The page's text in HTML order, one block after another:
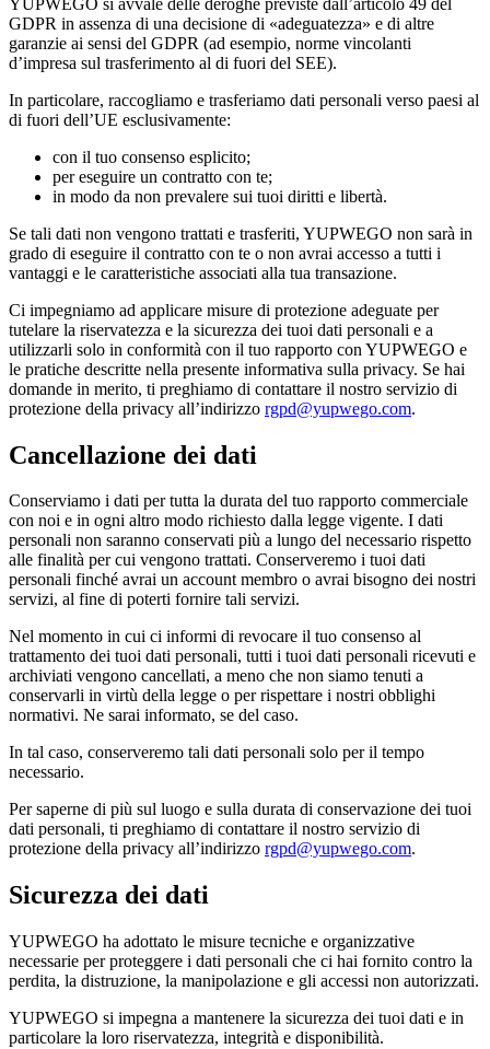
GDPR in assenza di una decisione di «adeguatezza» e di altre
garanzie ai sensi del GDPR (ad esempio, norme vincolanti
d’impresa sul trasferimento al di fuori del SEE).
In particolare, raccogliamo e trasferiamo dati personali verso paesi al
di fuori dell’UE esclusivamente:
con il tuo consenso esplicito;
per eseguire un contratto con te;
in modo da non prevalere sui tuoi diritti e libertà.
Se tali dati non vengono trattati e trasferiti, YUPWEGO non sarà in
grado di eseguire il contratto con te o non avrai accesso a tutti i
vantaggi e le caratteristiche associati alla tua transazione.
Ci impegniamo ad applicare misure di protezione adeguate per
tutelare la riservatezza e la sicurezza dei tuoi dati personali e a
utilizzarli solo in conformità con il tuo rapporto con YUPWEGO e
le pratiche descritte nella presente informativa sulla privacy. Se hai
domande in merito, ti preghiamo di contattare il nostro servizio di
protezione della privacy all’indirizzo rgpd@yupwego.com.
Cancellazione dei dati
Conserviamo i dati per tutta la durata del tuo rapporto commerciale
con noi e in ogni altro modo richiesto dalla legge vigente. I dati
personali non saranno conservati più a lungo del necessario rispetto
alle finalità per cui vengono trattati. Conserveremo i tuoi dati
personali finché avrai un account membro o avrai bisogno dei nostri
servizi, al fine di poterti fornire tali servizi.
Nel momento in cui ci informi di revocare il tuo consenso al
trattamento dei tuoi dati personali, tutti i tuoi dati personali ricevuti e
archiviati vengono cancellati, a meno che non siamo tenuti a
conservarli in virtù della legge o per rispettare i nostri obblighi
normativi. Ne sarai informato, se del caso.
In tal caso, conserveremo tali dati personali solo per il tempo
necessario.
Per saperne di più sul luogo e sulla durata di conservazione dei tuoi
dati personali, ti preghiamo di contattare il nostro servizio di
protezione della privacy all’indirizzo rgpd@yupwego.com.
Sicurezza dei dati
YUPWEGO ha adottato le misure tecniche e organizzative
necessarie per proteggere i dati personali che ci hai fornito contro la
perdita, la distruzione, la manipolazione e gli accessi non autorizzati.
YUPWEGO si impegna a mantenere la sicurezza dei tuoi dati e in
particolare la loro riservatezza, integrità e disponibilità.